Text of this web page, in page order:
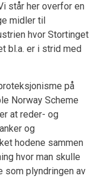
står her overfor en
midler til
hvor Stortinget
bl.a. er i strid med
på
Norway Scheme
at reder- og
og
hodene sammen
hvor man skulle
som plyndringen av